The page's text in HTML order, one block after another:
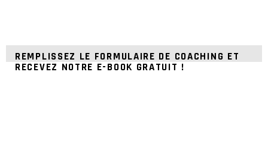
REMPLISSEZ LE FORMULAIRE DE COACHING ET
RECEVEZ NOTRE E-BOOK GRATUIT !